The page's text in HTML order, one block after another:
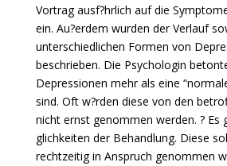
Vortrag ausf?hrlich auf die
ein. Au?erdem wurden der Verlauf
unterschiedlichen Formen von
beschrieben. Die Psychologin
Depressionen mehr als eine
sind. Oft w?rden diese von den
nicht ernst genommen werden. ? Es
glichkeiten der Behandlung. Diese
rechtzeitig in Anspruch genommen